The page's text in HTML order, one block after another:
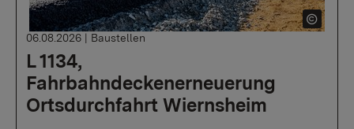
L 1134,
Fahrbahndeckenerneuerung
Ortsdurchfahrt Wiernsheim
06.08.2026 | Baustellen